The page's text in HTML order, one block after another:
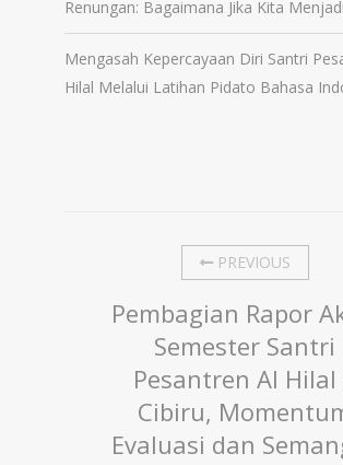
Renungan: Bagaimana Jika Kita
Mengasah Kepercayaan Diri Santri
Hilal Melalui Latihan Pidato Bahasa
PREVIOUS
Pembagian Rapor
Semester Santri
Pesantren Al Hilal
Cibiru,
Evaluasi dan